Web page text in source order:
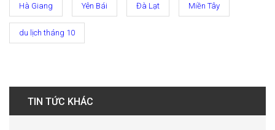
Hà Giang Yên Bái Đà Lạt Miền Tây
du lịch tháng 10
TIN TỨC KHÁC